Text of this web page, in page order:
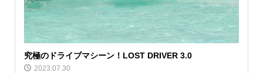
究極のドライブマシーン！LOST DRIVER 3.0
2023.07.30